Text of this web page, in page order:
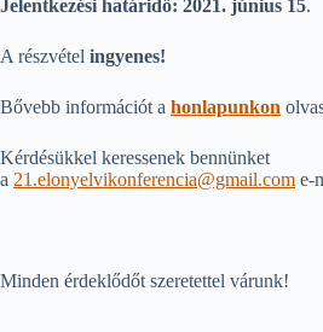
Jelentkezési határidő: 2021. június 15.
A részvétel ingyenes!
Bővebb információt a honlapunkon
Kérdésükkel keressenek bennünket
a 21.elonyelvikonferencia@gmail.com e-
Minden érdeklődőt szeretettel várunk!